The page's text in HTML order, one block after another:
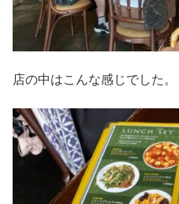
店の中はこんな感じでした。